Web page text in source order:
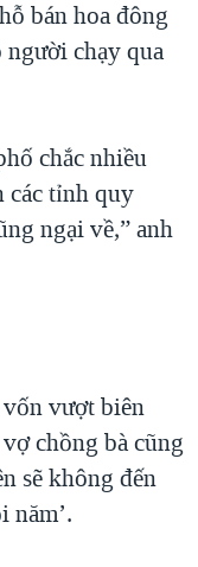
bán hoa đông
chạy qua
chắc nhiều
các tỉnh quy
ngại về,” anh
vượt biên
chồng bà cũng
sẽ không đến
năm’.